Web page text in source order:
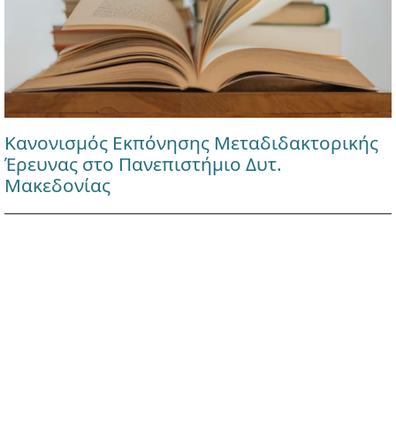
Κανονισμός Εκπόνησης Μεταδιδακτορικής
Έρευνας στο Πανεπιστήμιο Δυτ.
Μακεδονίας